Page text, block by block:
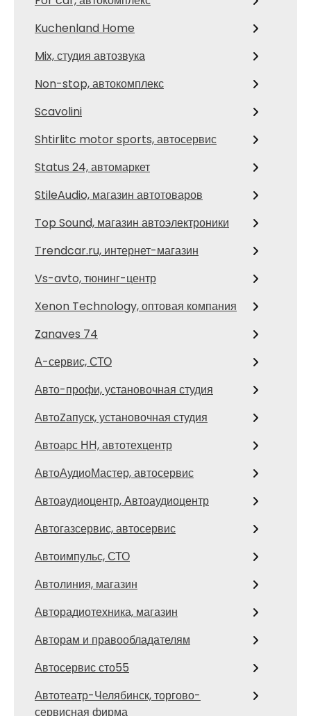
Kuchenland Home
Mix, студия автозвука
Non-stop, автокомплекс
Scavolini
Shtirlitc motor sports, автосервис
Status 24, автомаркет
StileAudio, магазин автотоваров
Top Sound, магазин автоэлектроники
Trendcar.ru, интернет-магазин
Vs-avto, тюнинг-центр
Xenon Technology, оптовая компания
Zanaves 74
А-сервис, СТО
Авто-профи, установочная студия
АвтоZапуск, установочная студия
Автоарс НН, автотехцентр
АвтоАудиоМастер, автосервис
Автоаудиоцентр, Автоаудиоцентр
Автогазсервис, автосервис
Автоимпульс, СТО
Автолиния, магазин
Авторадиотехника, магазин
Авторам и правообладателям
Автосервис сто55
Автотеатр-Челябинск, торгово-
сервисная фирма